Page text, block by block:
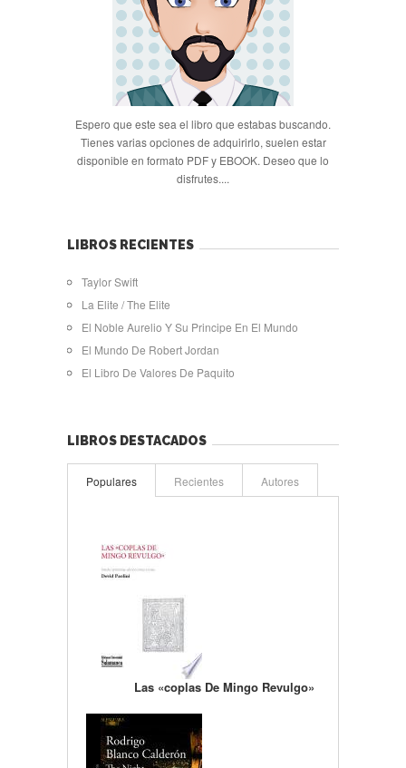
Espero que este sea el libro que estabas buscando.
Tienes varias opciones de adquirirlo, suelen estar
disponible en formato PDF y EBOOK. Deseo que lo
disfrutes....
LIBROS RECIENTES
Taylor Swift
La Elite / The Elite
El Noble Aurelio Y Su Principe En El Mundo
El Mundo De Robert Jordan
El Libro De Valores De Paquito
LIBROS DESTACADOS
Populares Recientes Autores
Las «coplas De Mingo Revulgo»